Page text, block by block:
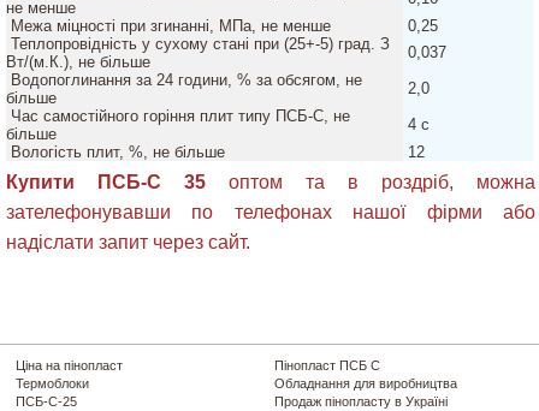
не менше
Межа міцності при згинанні, МПа, не менше
0,25
Теплопровідність у сухому стані при (25+-5) град. З
Вт/(м.К.), не більше
0,037
Водопоглинання за 24 години, % за обсягом, не
більше
2,0
Час самостійного горіння плит типу ПСБ-С, не
більше
4 с
Вологість плит, %, не більше
12
Купити ПСБ-С 35 оптом та в роздріб, можна
зателефонувавши по телефонах нашої фірми або
надіслати запит через сайт.
Ціна на пінопласт
Термоблоки
ПСБ-С-25
Пінопласт ПСБ С
Обладнання для виробництва
Продаж пінопласту в Україні